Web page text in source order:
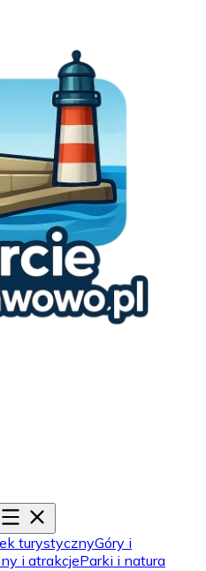
turystycznyGóry i
i atrakcjeParki i natura